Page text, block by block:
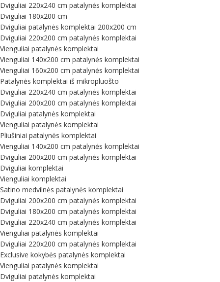
Dviguliai 220x240 cm patalynės komplektai
Dviguliai 180x200 cm
Dviguliai patalynės komplektai 200x200 cm
Dviguliai 220x200 cm patalynės komplektai
Vienguliai patalynės komplektai
Vienguliai 140x200 cm patalynės komplektai
Vienguliai 160x200 cm patalynės komplektai
Patalynės komplektai iš mikropluošto
Dviguliai 220x240 cm patalynės komplektai
Dviguliai 200x200 cm patalynės komplektai
Dviguliai patalynės komplektai
Vienguliai patalynės komplektai
Pliušiniai patalynės komplektai
Vienguliai 140x200 cm patalynės komplektai
Dviguliai 200x200 cm patalynės komplektai
Dviguliai komplektai
Vienguliai komplektai
Satino medvilnės patalynės komplektai
Dviguliai 200x200 cm patalynės komplektai
Dviguliai 180x200 cm patalynės komplektai
Dviguliai 220x240 cm patalynės komplektai
Vienguliai patalynės komplektai
Dviguliai 220x200 cm patalynės komplektai
Exclusive kokybės patalynės komplektai
Vienguliai patalynės komplektai
Dviguliai patalynės komplektai